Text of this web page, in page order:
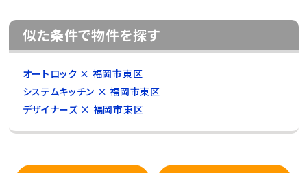
似た条件で物件を探す
オートロック × 福岡市東区
システムキッチン × 福岡市東区
デザイナーズ × 福岡市東区